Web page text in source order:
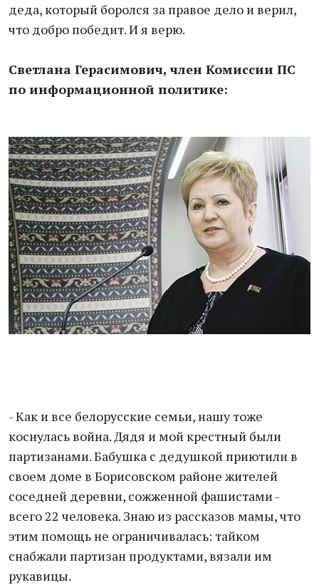
деда, который боролся за правое дело и верил,
что добро победит. И я верю.
Светлана Герасимович, член Комиссии ПС
по информационной политике:
- Как и все белорусские семьи, нашу тоже
коснулась война. Дядя и мой крестный были
партизанами. Бабушка с дедушкой приютили в
своем доме в Борисовском районе жителей
соседней деревни, сожженной фашистами -
всего 22 человека. Знаю из рассказов мамы, что
этим помощь не ограничивалась: тайком
снабжали партизан продуктами, вязали им
рукавицы.